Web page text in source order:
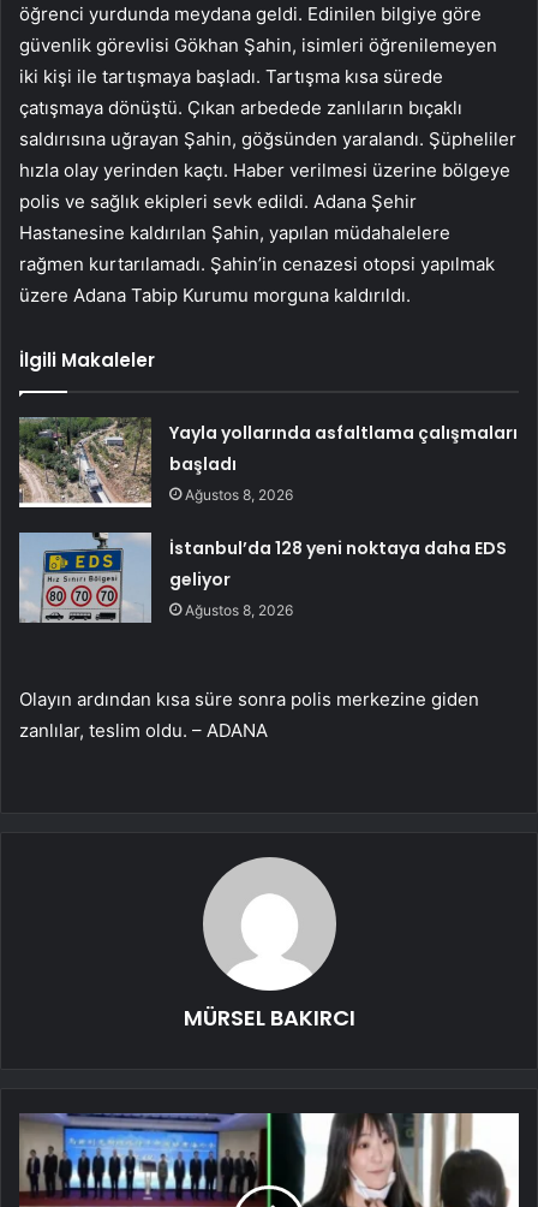
öğrenci yurdunda meydana geldi. Edinilen bilgiye göre
güvenlik görevlisi Gökhan Şahin, isimleri öğrenilemeyen
iki kişi ile tartışmaya başladı. Tartışma kısa sürede
çatışmaya dönüştü. Çıkan arbedede zanlıların bıçaklı
saldırısına uğrayan Şahin, göğsünden yaralandı. Şüpheliler
hızla olay yerinden kaçtı. Haber verilmesi üzerine bölgeye
polis ve sağlık ekipleri sevk edildi. Adana Şehir
Hastanesine kaldırılan Şahin, yapılan müdahalelere
rağmen kurtarılamadı. Şahin’in cenazesi otopsi yapılmak
üzere Adana Tabip Kurumu morguna kaldırıldı.
İlgili Makaleler
Yayla yollarında asfaltlama çalışmaları
başladı
Ağustos 8, 2026
İstanbul’da 128 yeni noktaya daha EDS
geliyor
Ağustos 8, 2026
Olayın ardından kısa süre sonra polis merkezine giden
zanlılar, teslim oldu. – ADANA
MÜRSEL BAKIRCI